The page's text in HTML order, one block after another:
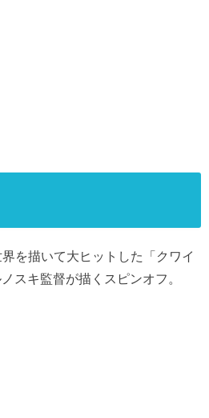
を描いて大ヒットした「クワイ
スキ監督が描くスピンオフ。